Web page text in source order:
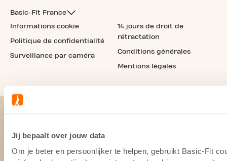
Jij bepaalt over jouw data
Om je beter en persoonlijker te helpen, gebruikt Basic-Fit
Basic-Fit France
Informations cookie
Politique de confidentialité
Surveillance par caméra
14 jours de droit de
rétractation
Conditions générales
Mentions légales